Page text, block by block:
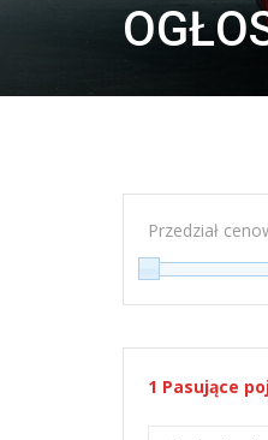
Przedział
1 Pasujące